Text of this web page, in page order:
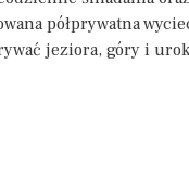
półprywatna
jeziora, góry i